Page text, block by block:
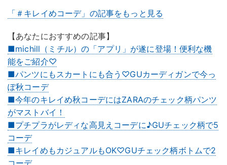
「＃キレイめコーデ」の記事をもっと見る
【あなたにおすすめの記事】
■michill（ミチル）の「アプリ」が遂に登場！便利な機
能をご紹介♡
■パンツにもスカートにも合う♡GUカーディガンで今っ
ぽ秋コーデ
■今年のキレイめ秋コーデにはZARAのチェック柄パンツ
がマストバイ！
■プチプラがレディな高見えコーデに♪GUチェック柄で5
コーデ
■キレイめもカジュアルもOK♡GUチェック柄ボトムで2